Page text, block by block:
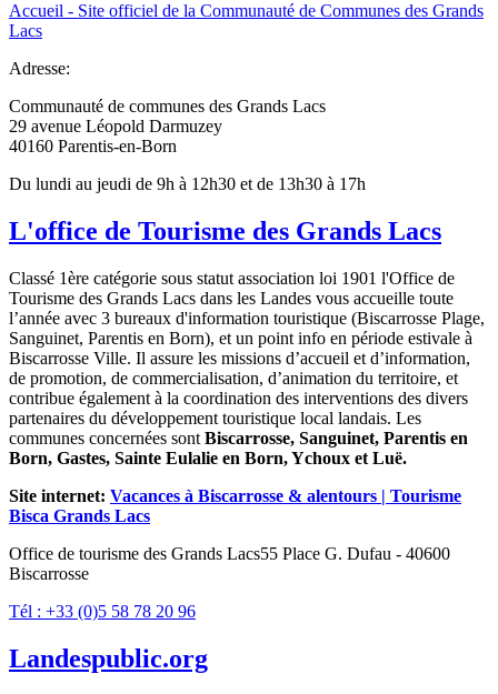
Accueil - Site officiel de la Communauté de Communes des Grands
Lacs
Adresse:
Communauté de communes des Grands Lacs
29 avenue Léopold Darmuzey
40160 Parentis-en-Born
Du lundi au jeudi de 9h à 12h30 et de 13h30 à 17h
L'office de Tourisme des Grands Lacs
Classé 1ère catégorie sous statut association loi 1901 l'Office de
Tourisme des Grands Lacs dans les Landes vous accueille toute
l’année avec 3 bureaux d'information touristique (Biscarrosse Plage,
Sanguinet, Parentis en Born), et un point info en période estivale à
Biscarrosse Ville. Il assure les missions d’accueil et d’information,
de promotion, de commercialisation, d’animation du territoire, et
contribue également à la coordination des interventions des divers
partenaires du développement touristique local landais. Les
communes concernées sont Biscarrosse, Sanguinet, Parentis en
Born, Gastes, Sainte Eulalie en Born, Ychoux et Luë.
Site internet: Vacances à Biscarrosse & alentours | Tourisme
Bisca Grands Lacs
Office de tourisme des Grands Lacs55 Place G. Dufau - 40600
Biscarrosse
Tél : +33 (0)5 58 78 20 96
Landespublic.org